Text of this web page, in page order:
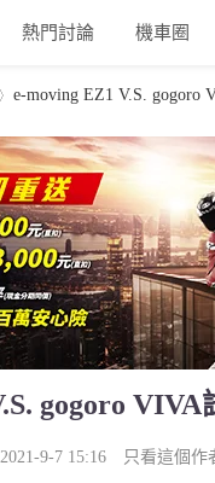
熱門討論 機車圈
e-moving EZ1 V.S. gogoro
gogoro VIVA
2021-9-7 15:16 只看這個作